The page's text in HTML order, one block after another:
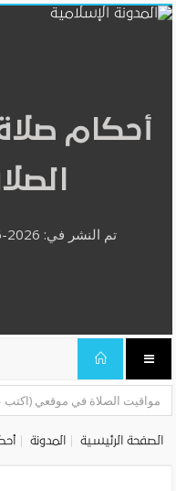
أحكام
الصفحة الرئيسية المدونة